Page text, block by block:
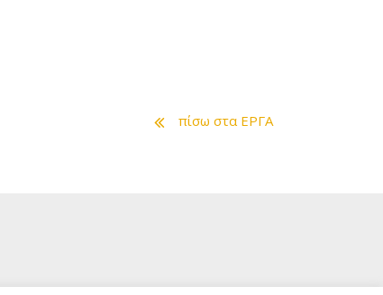
πίσω στα ΕΡΓΑ